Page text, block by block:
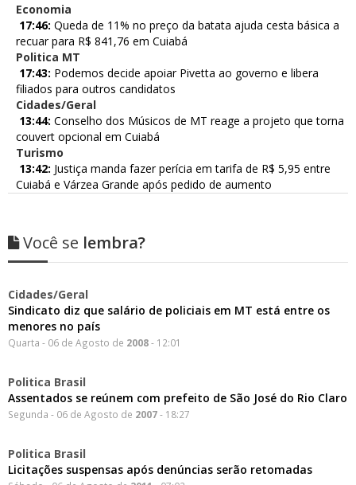
Economia
17:46: Queda de 11% no preço da batata ajuda cesta básica a
recuar para R$ 841,76 em Cuiabá
Politica MT
17:43: Podemos decide apoiar Pivetta ao governo e libera
filiados para outros candidatos
Cidades/Geral
13:44: Conselho dos Músicos de MT reage a projeto que torna
couvert opcional em Cuiabá
Turismo
13:42: Justiça manda fazer perícia em tarifa de R$ 5,95 entre
Cuiabá e Várzea Grande após pedido de aumento
Você se lembra?
Cidades/Geral
Sindicato diz que salário de policiais em MT está entre os
menores no país
Quarta - 06 de Agosto de 2008- 12:01
Politica Brasil
Assentados se reúnem com prefeito de São José do Rio Claro
Segunda - 06 de Agosto de 2007- 18:27
Politica Brasil
Licitações suspensas após denúncias serão retomadas